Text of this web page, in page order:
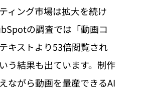
ィング市場は拡大を続け
の調査では「動画コ
キストより53倍閲覧され
う結果も出ています。制作
ながら動画を量産できるAI